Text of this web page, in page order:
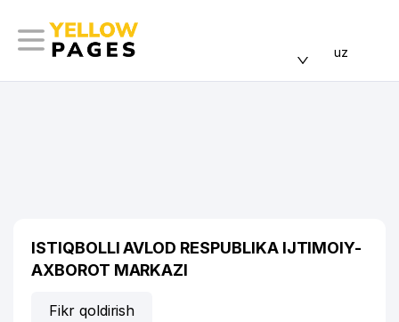
uz
ISTIQBOLLI AVLOD RESPUBLIKA IJTIMOIY-
AXBOROT MARKAZI
Fikr qoldirish